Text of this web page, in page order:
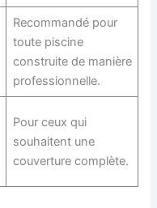
Recommandé pour
toute piscine
construite de manière
professionnelle.
Pour ceux qui
souhaitent une
couverture complète.